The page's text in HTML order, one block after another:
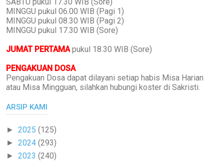
MINGGU pukul 06.00 WIB (Pagi 1)
MINGGU pukul 08.30 WIB (Pagi 2)
MINGGU pukul 17.30 WIB (Sore)
JUMAT PERTAMA pukul 18.30 WIB (Sore)
PENGAKUAN DOSA
Pengakuan Dosa dapat dilayani setiap habis Misa Harian
atau Misa Mingguan, silahkan hubungi koster di Sakristi.
ARSIP KAMI
► 2025 (125)
► 2024 (293)
► 2023 (240)